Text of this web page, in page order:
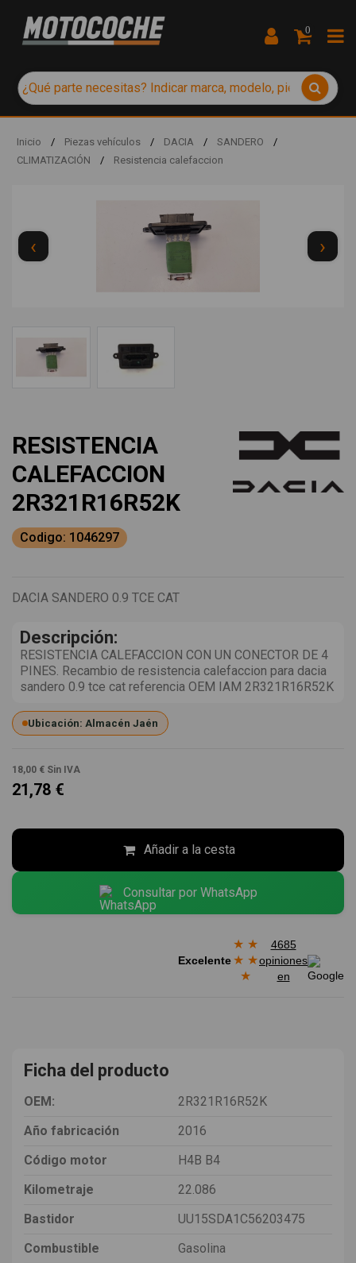
0
Inicio / Piezas vehículos / DACIA / SANDERO
/
CLIMATIZACIÓN
/ Resistencia calefaccion
‹ ›
RESISTENCIA
CALEFACCION
2R321R16R52K
Codigo: 1046297
DACIA SANDERO 0.9 TCE CAT
Descripción:
RESISTENCIA CALEFACCION CON UN CONECTOR DE 4
PINES. Recambio de resistencia calefaccion para dacia
sandero 0.9 tce cat referencia OEM IAM 2R321R16R52K
Ubicación: Almacén Jaén
18,00 € Sin IVA
21,78 €
Añadir a la cesta
Consultar por WhatsApp
Excelente
★ ★
★ ★
★
4685
opiniones
en
Ficha del producto
OEM:
2R321R16R52K
Año fabricación
2016
Código motor
H4B B4
Kilometraje
22.086
Bastidor
UU15SDA1C56203475
Combustible
Gasolina